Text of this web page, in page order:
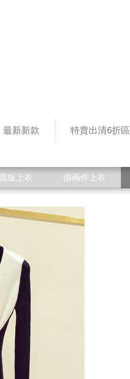
最新新款 特賣出清6折區
版上衣 假兩件上衣